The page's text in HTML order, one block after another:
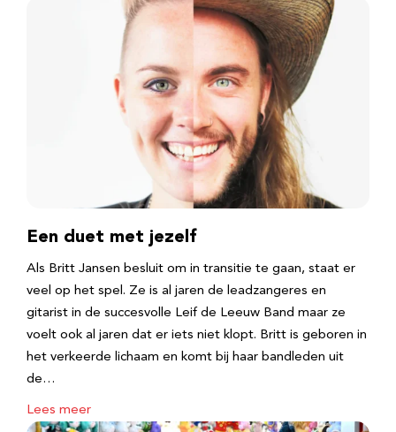
Een duet met jezelf
Als Britt Jansen besluit om in transitie te gaan, staat er
veel op het spel. Ze is al jaren de leadzangeres en
gitarist in de succesvolle Leif de Leeuw Band maar ze
voelt ook al jaren dat er iets niet klopt. Britt is geboren in
het verkeerde lichaam en komt bij haar bandleden uit
de…
Lees meer